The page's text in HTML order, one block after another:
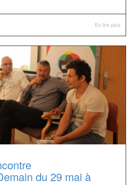
En lire plus
du 29 mai à